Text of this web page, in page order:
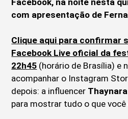
Facebook, na noite nesta
com apresentação de
Clique aqui para confirmar
Facebook Live oficial da
22h45 (horário de Brasília) e
acompanhar o Instagram
depois: a influencer Thaynara
para mostrar tudo o que você